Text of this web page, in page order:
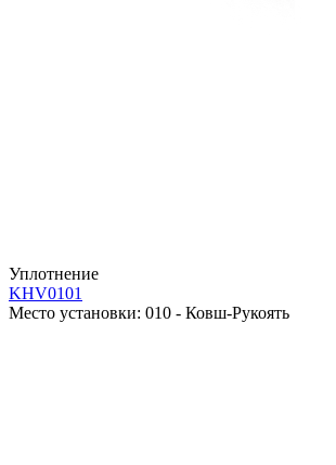
Уплотнение
KHV0101
Место установки: 010 - Ковш-Рукоять